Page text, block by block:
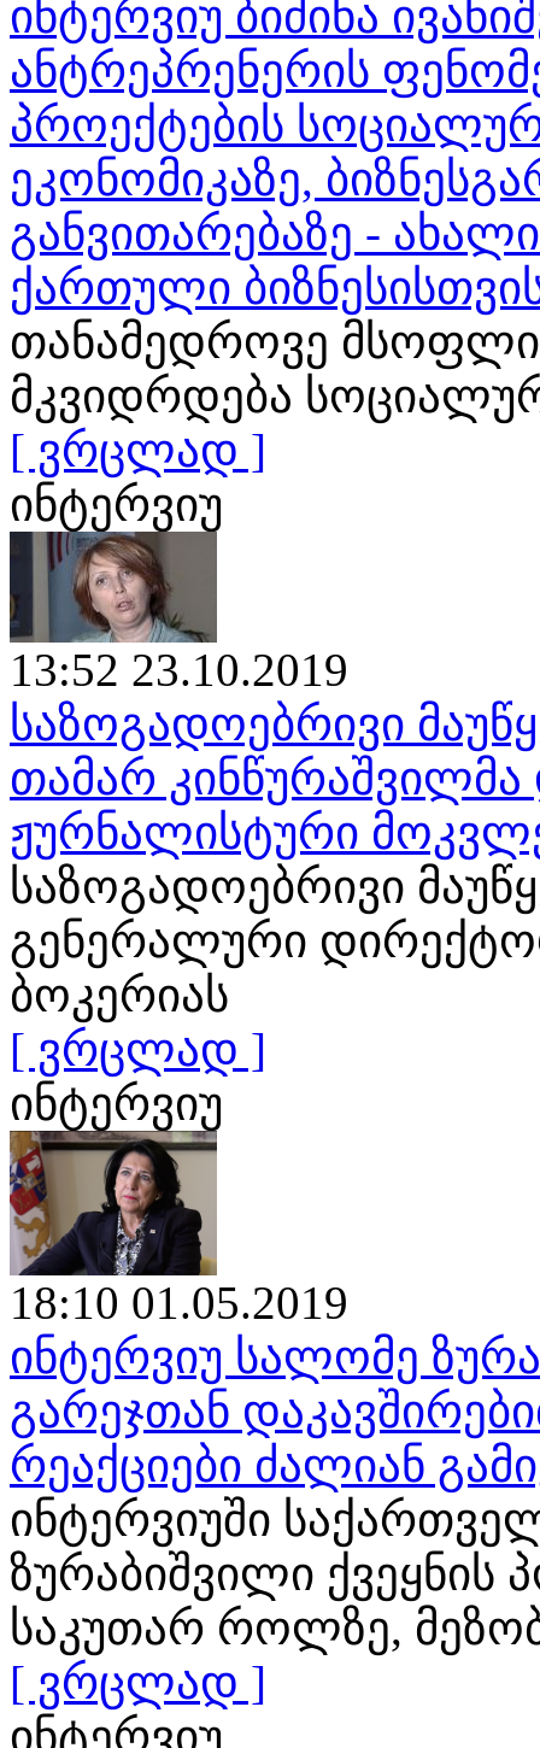
ინტერვიუ ბიძინა
ანტრეპრენერის
პროექტების
ეკონომიკაზე,
განვითარებაზე -
ქართული
თანამედროვე
მკვიდრდება
[ ვრცლად ]
ინტერვიუ
13:52 23.10.2019
საზოგადოებრივი
თამარ
ჟურნალისტური
საზოგადოებრივი
გენერალური
ბოკერიას
[ ვრცლად ]
ინტერვიუ
18:10 01.05.2019
ინტერვიუ სალომე
გარეჯთან
რეაქციები ძალიან
ინტერვიუში
ზურაბიშვილი ქვეყნის
საკუთარ როლზე,
[ ვრცლად ]
ინტერვიუ